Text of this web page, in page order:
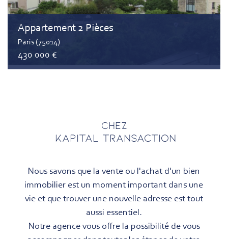
Appartement 2 Pièces
Paris (75014)
430 000 €
Chez
KAPITAL TRANSACTION
Nous savons que la vente ou l'achat d'un bien
immobilier est un moment important dans une
vie et que trouver une nouvelle adresse est tout
aussi essentiel.
Notre agence vous offre la possibilité de vous